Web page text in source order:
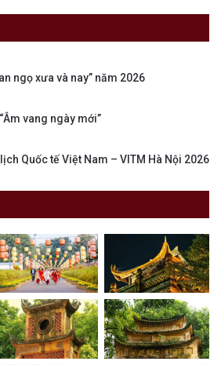
ngọ xưa và nay” năm 2026
vang ngày mới”
Quốc tế Việt Nam – VITM Hà Nội 2026